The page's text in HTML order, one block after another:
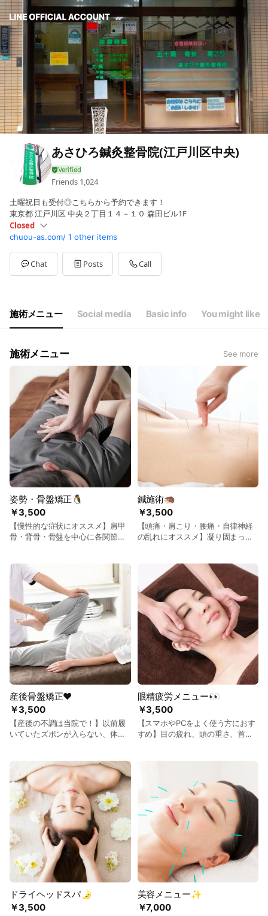
あさひろ鍼灸整骨院(江戸川区中央)
Friends 1,024
土曜祝日も受付◎こちらから予約できます！
東京都 江戸川区 中央２丁目１４－１０ 森田ビル1F
Closed
SunClosed
Mon09:00 - 12:30,15:00 - 19:30
Tue09:00 - 12:30,15:00 - 19:30
Wed09:00 - 12:30,15:00 - 19:30
Sat09:00 - 13:00,15:00 - 19:00
chuou-as.com/ 1 other items
Chat Posts Call
施術メニュー Social media Basic info You might like
施術メニュー See more
￥3,500
姿勢・骨盤矯正🐧
【慢性的な症状にオススメ】肩甲
骨・背骨・骨盤を中心に各関節に
ます！
￥3,500
鍼施術🦔
【頭痛・肩こり・腰痛・自律神経
の乱れにオススメ】凝り固まった
￥3,500
産後骨盤矯正❤
【産後の不調は当院で！】以前履
いていたズボンが入らない、体重
さい！
￥3,500
眼精疲労メニュー👀
【スマホやPCをよく使う方におす
すめ】目の疲れ、頭の重さ、首や
￥3,500
ドライヘッドスパ🌛
￥7,000
美容メニュー✨